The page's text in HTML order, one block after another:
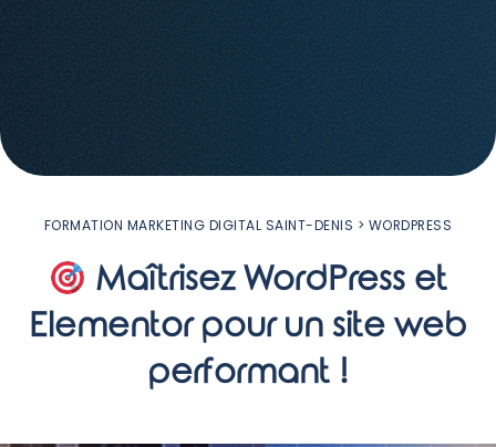
FORMATION MARKETING DIGITAL SAINT-DENIS > WORDPRESS
Maîtrisez WordPress et
Elementor pour un site web
performant !